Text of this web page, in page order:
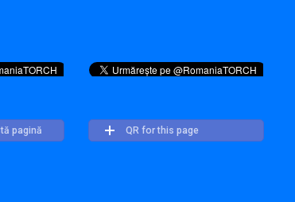
pagină QR for this page